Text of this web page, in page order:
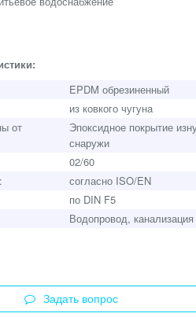
EPDM обрезиненный
из ковкого чугуна
от
Эпоксидное покрытие
снаружи
02/60
согласно ISO/EN
по DIN F5
Водопровод, канализация
Задать вопрос